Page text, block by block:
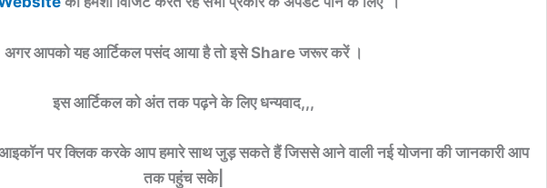
अगर आपको यह आर्टिकल पसंद आया है तो इसे Share जरूर करें ।
इस आर्टिकल को अंत तक पढ़ने के लिए धन्यवाद,,,
आइकॉन पर क्लिक करके आप हमारे साथ जुड़ सकते हैं जिससे आने वाली नई योजना की जानकारी आप
तक पहुंच सके|